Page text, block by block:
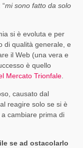
mi sono fatto da solo
si è evoluta e per
di qualità generale, e
il Web (una vera e
è quello
Mercato Trionfale.
causato dal
reagire solo se si è
a cambiare prima di
se ad ostacolarlo